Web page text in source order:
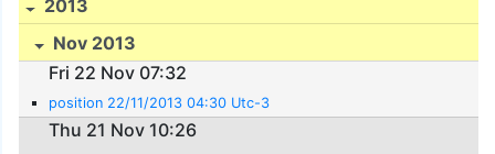
2013
Nov 2013
Fri 22 Nov 07:32
position 22/11/2013 04:30 Utc-3
Thu 21 Nov 10:26